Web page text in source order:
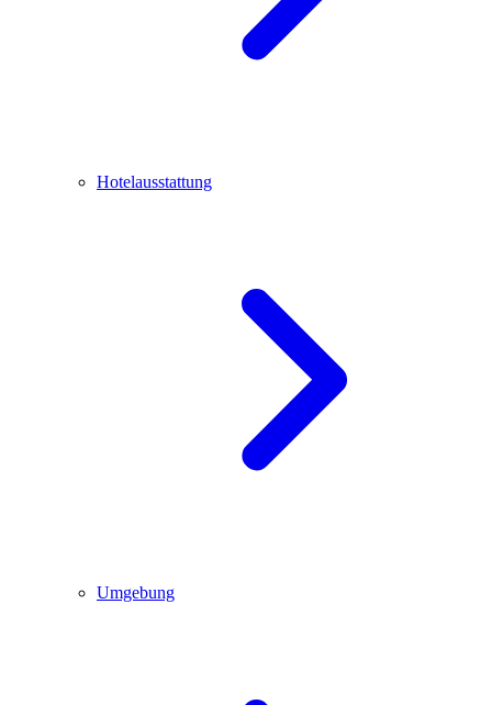
Hotelausstattung
Umgebung